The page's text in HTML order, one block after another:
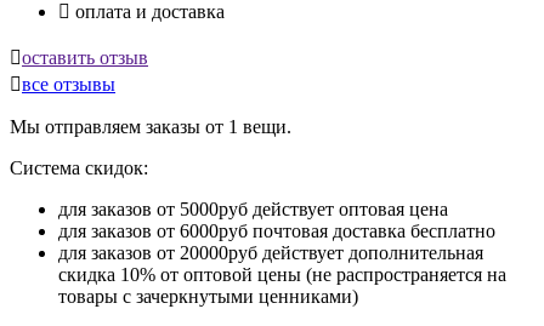
 оплата и доставка
оставить отзыв
все отзывы
Мы отправляем заказы от 1 вещи.
Система скидок:
для заказов от 5000руб действует оптовая цена
для заказов от 6000руб почтовая доставка бесплатно
для заказов от 20000руб действует дополнительная
скидка 10% от оптовой цены (не распространяется на
товары с зачеркнутыми ценниками)